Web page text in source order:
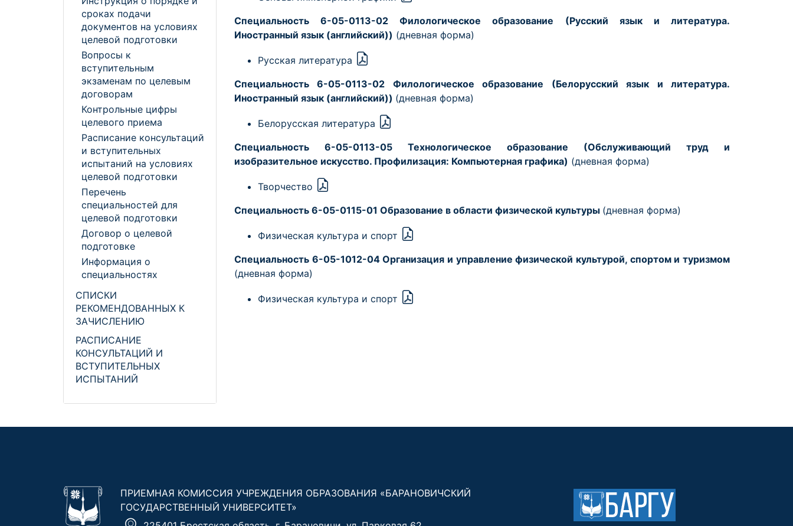
сроках подачи
документов на условиях
целевой подготовки
Вопросы к
вступительным
экзаменам по целевым
договорам
Контрольные цифры
целевого приема
Расписание консультаций
и вступительных
испытаний на условиях
целевой подготовки
Перечень
специальностей для
целевой подготовки
Договор о целевой
подготовке
Информация о
специальностях
СПИСКИ
РЕКОМЕНДОВАННЫХ К
ЗАЧИСЛЕНИЮ
РАСПИСАНИЕ
КОНСУЛЬТАЦИЙ И
ВСТУПИТЕЛЬНЫХ
ИСПЫТАНИЙ
Специальность 6-05-0113-02 Филологическое образование
(Русский язык и литература.
Иностранный язык (английский)) (дневная форма)
Русская литература
Специальность 6-05-0113-02 Филологическое образование
(Белорусский язык и литература.
Иностранный язык (английский)) (дневная форма)
Белорусская литература
Специальность 6-05-0113-05 Технологическое образование
(Обслуживающий труд и
изобразительное искусство. Профилизация: Компьютерная графика) (дневная форма)
Творчество
Специальность 6-05-0115-01 Образование в области физической культуры (дневная форма)
Физическая культура и спорт
Специальность 6-05-1012-04 Организация и управление физической культурой, спортом и туризмом
(дневная форма)
Физическая культура и спорт
ПРИЕМНАЯ КОМИССИЯ УЧРЕЖДЕНИЯ ОБРАЗОВАНИЯ «БАРАНОВИЧСКИЙ
ГОСУДАРСТВЕННЫЙ УНИВЕРСИТЕТ»